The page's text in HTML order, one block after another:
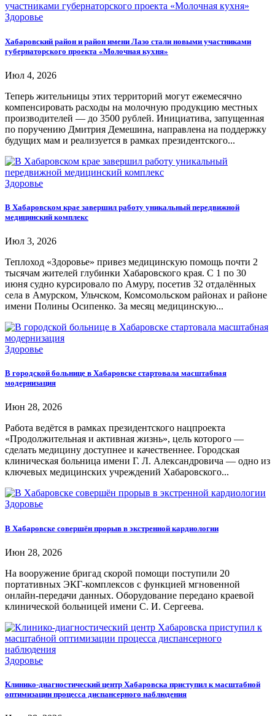
Здоровье
Хабаровский район и район имени Лазо стали новыми участниками
губернаторского проекта «Молочная кухня»
Июл 4, 2026
Теперь жительницы этих территорий могут ежемесячно
компенсировать расходы на молочную продукцию местных
производителей — до 3500 рублей. Инициатива, запущенная
по поручению Дмитрия Демешина, направлена на поддержку
будущих мам и реализуется в рамках президентского...
Здоровье
В Хабаровском крае завершил работу уникальный передвижной
медицинский комплекс
Июл 3, 2026
Теплоход «Здоровье» привез медицинскую помощь почти 2
тысячам жителей глубинки Хабаровского края. С 1 по 30
июня судно курсировало по Амуру, посетив 32 отдалённых
села в Амурском, Ульчском, Комсомольском районах и районе
имени Полины Осипенко. За месяц медицинскую...
Здоровье
В городской больнице в Хабаровске стартовала масштабная
модернизация
Июн 28, 2026
Работа ведётся в рамках президентского нацпроекта
«Продолжительная и активная жизнь», цель которого —
сделать медицину доступнее и качественнее. Городская
клиническая больница имени Г. Л. Александровича — одно из
ключевых медицинских учреждений Хабаровского...
Здоровье
В Хабаровске совершён прорыв в экстренной кардиологии
Июн 28, 2026
На вооружение бригад скорой помощи поступили 20
портативных ЭКГ-комплексов с функцией мгновенной
онлайн-передачи данных. Оборудование передано краевой
клинической больницей имени С. И. Сергеева.
Здоровье
Клинико-диагностический центр Хабаровска приступил к масштабной
оптимизации процесса диспансерного наблюдения